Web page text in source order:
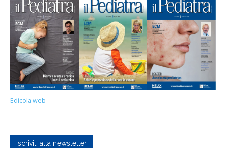
Edicola web
Iscriviti alla newsletter